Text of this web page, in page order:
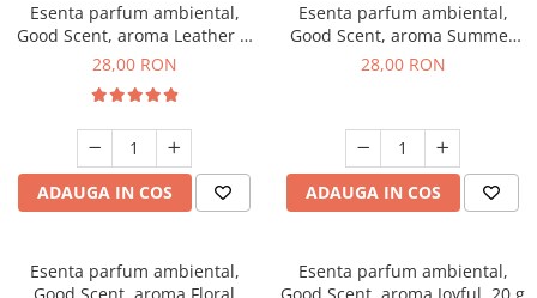
Site Pisoar
Esenta parfum ambiental,
Good Scent, aroma Leather &
Black Oudh, 20 g
28,00 RON
ADAUGA IN COS
Esenta parfum ambiental,
Good Scent, aroma Summer
Melon, 20 g
28,00 RON
ADAUGA IN COS
Esenta parfum ambiental,
Esenta parfum ambiental,